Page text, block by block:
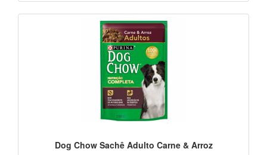
Dog Chow Sachê Adulto Carne & Arroz